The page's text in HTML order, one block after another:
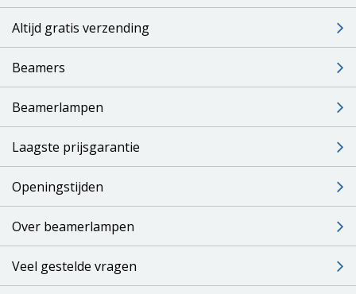
Altijd gratis verzending
Beamers
Beamerlampen
Laagste prijsgarantie
Openingstijden
Over beamerlampen
Veel gestelde vragen